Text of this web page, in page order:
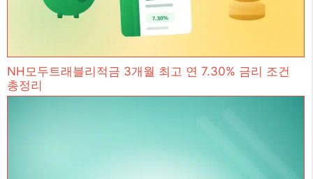
NH모두트래블리적금 3개월 최고 연 7.30% 금리 조건
총정리